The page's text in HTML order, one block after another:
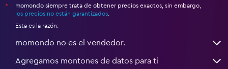
*
momondo siempre trata de obtener precios exactos, sin embargo,
los precios no están garantizados
Esta es la razón:
momondo no es el vendedor.
Agregamos montones de datos para ti